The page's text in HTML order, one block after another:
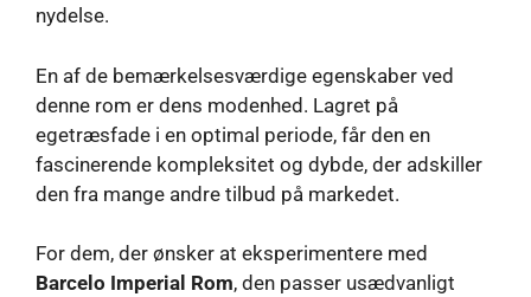
nydelse.
En af de bemærkelsesværdige egenskaber ved
denne rom er dens modenhed. Lagret på
egetræsfade i en optimal periode, får den en
fascinerende kompleksitet og dybde, der adskiller
den fra mange andre tilbud på markedet.
For dem, der ønsker at eksperimentere med
Barcelo Imperial Rom, den passer usædvanligt